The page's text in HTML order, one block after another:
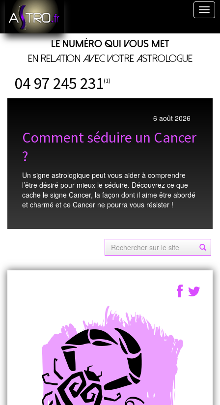
Le numéro qui vous met
en relation avec votre astrologue
04 97 245 231(1)
6 août 2026
Comment séduire un Cancer
?
Un signe astrologique peut vous aider à comprendre
l’être désiré pour mieux le séduire. Découvrez ce que
cache le signe Cancer, la façon dont il aime être abordé
et charmé et ce Cancer ne pourra vous résister !